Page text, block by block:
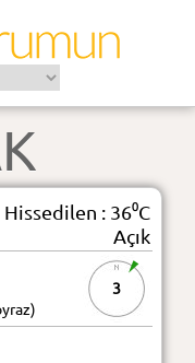
Hissedilen : 36⁰C
Açık
3